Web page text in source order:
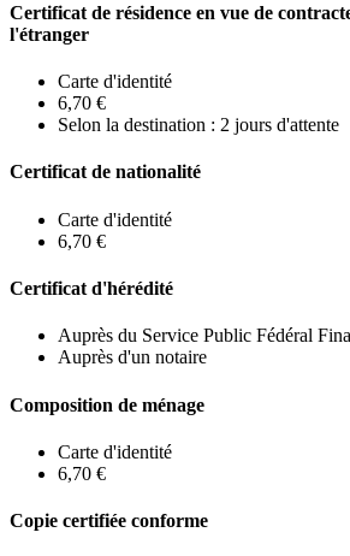
Certificat de résidence en vue de
l'étranger
Carte d'identité
6,70 €
Selon la destination : 2 jours d'attente
Certificat de nationalité
Carte d'identité
6,70 €
Certificat d'hérédité
Auprès du Service Public Fédéral
Auprès d'un notaire
Composition de ménage
Carte d'identité
6,70 €
Copie certifiée conforme